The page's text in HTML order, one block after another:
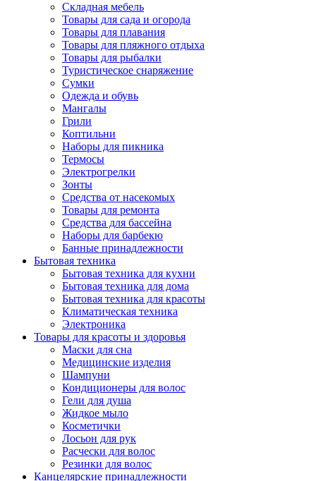
Складная мебель
Товары для сада и огорода
Товары для плавания
Товары для пляжного отдыха
Товары для рыбалки
Туристическое снаряжение
Сумки
Одежда и обувь
Мангалы
Грили
Коптильни
Наборы для пикника
Термосы
Электрогрелки
Зонты
Средства от насекомых
Товары для ремонта
Средства для бассейна
Наборы для барбекю
Банные принадлежности
Бытовая техника
Бытовая техника для кухни
Бытовая техника для дома
Бытовая техника для красоты
Климатическая техника
Электроника
Товары для красоты и здоровья
Маски для сна
Медицинские изделия
Шампуни
Кондиционеры для волос
Гели для душа
Жидкое мыло
Косметички
Лосьон для рук
Расчески для волос
Резинки для волос
Канцелярские принадлежности